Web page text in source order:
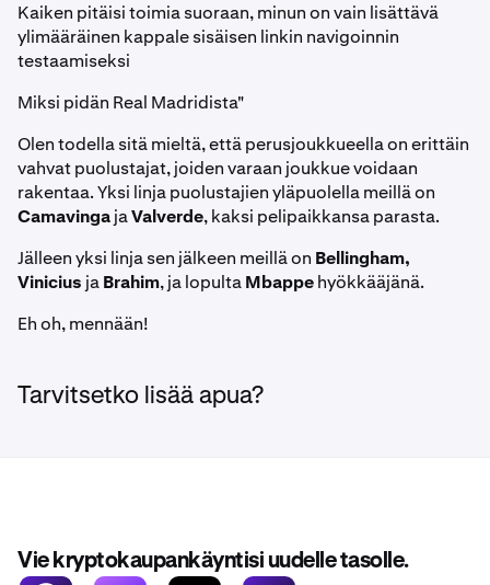
Kaiken pitäisi toimia suoraan, minun on vain lisättävä
ylimääräinen kappale sisäisen linkin navigoinnin
testaamiseksi
Miksi pidän Real Madridista"
Olen todella sitä mieltä, että perusjoukkueella on erittäin
vahvat puolustajat, joiden varaan joukkue voidaan
rakentaa. Yksi linja puolustajien yläpuolella meillä on
CamavingajaValverde, kaksi pelipaikkansa parasta.
Jälleen yksi linja sen jälkeen meillä on Bellingham,
Vinicius jaBrahim, ja lopultaMbappehyökkääjänä.
Eh oh, mennään!
Tarvitsetko lisää apua?
Vie kryptokaupankäyntisi uudelle tasolle.